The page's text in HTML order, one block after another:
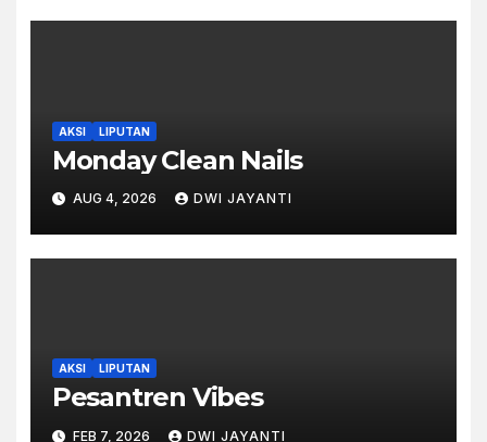
AKSI LIPUTAN
Monday Clean Nails
AUG 4, 2026 DWI JAYANTI
AKSI LIPUTAN
Pesantren Vibes
FEB 7, 2026 DWI JAYANTI